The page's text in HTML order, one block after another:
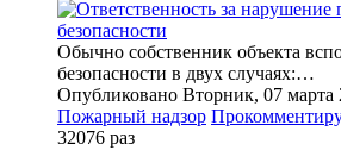
Обычно собственник объекта
безопасности в двух случаях:…
Опубликовано Вторник, 07 марта
Пожарный надзор
32076 раз